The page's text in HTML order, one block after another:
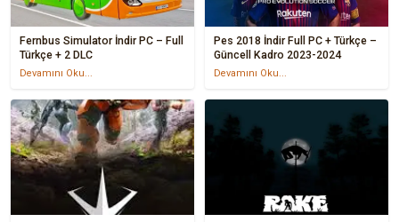
Fernbus Simulator İndir PC – Full
Türkçe + 2 DLC
Devamını Oku...
Pes 2018 İndir Full PC + Türkçe –
Güncell Kadro 2023-2024
Devamını Oku...